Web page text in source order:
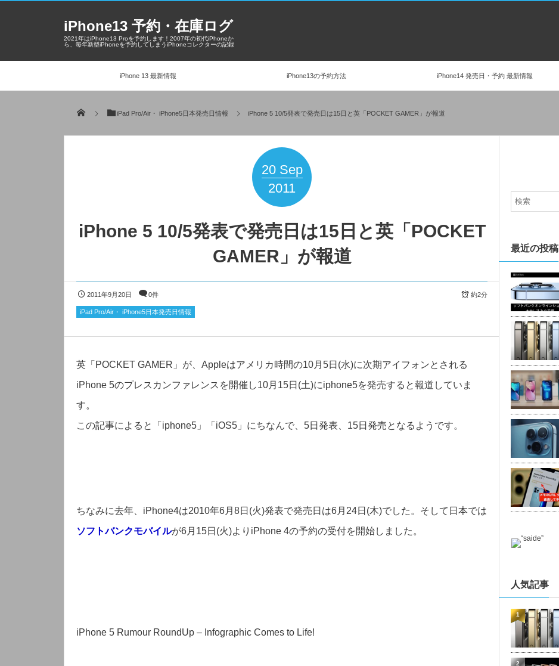
iPhone13 予約・在庫ログ
2021年はiPhone13 Proを予約します！2007年の初代iPhoneか
ら、毎年新型iPhoneを予約してしまうiPhoneコレクターの記録
iPhone 13 最新情報 iPhone13の予約方法 iPhone14 発売日・予約 最新情報
iPad Pro/Air・ iPhone5日本発売日情報 iPhone 5 10/5発表で発売日は15日と英「POCKET GAMER」が報道
20 Sep
2011
iPhone 5 10/5発表で発売日は15日と英「POCKET
GAMER」が報道
2011年9月20日 0件 約2分
iPad Pro/Air・ iPhone5日本発売日情報
英「POCKET GAMER」が、Appleはアメリカ時間の10月5日(水)に次期アイフォンとされる
iPhone 5のプレスカンファレンスを開催し10月15日(土)にiphone5を発売すると報道していま
す。
この記事によると「iphone5」「iOS5」にちなんで、5日発表、15日発売となるようです。
ちなみに去年、iPhone4は2010年6月8日(火)発表で発売日は6月24日(木)でした。そして日本では
ソフトバンクモバイルが6月15日(火)よりiPhone 4の予約の受付を開始しました。
iPhone 5 Rumour RoundUp – Infographic Comes to Life!
最近の投稿
人気記事
1
2